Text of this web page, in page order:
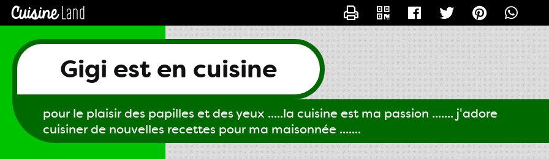
Gigi est en cuisine
pour le plaisir des papilles et des yeux .....la cuisine est ma passion ....... j'adore
cuisiner de nouvelles recettes pour ma maisonnée .......
CONTACTER GIGI61